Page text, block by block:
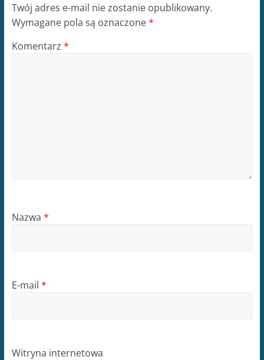
Twój adres e-mail nie zostanie opublikowany.
Wymagane pola są oznaczone*
Komentarz *
Nazwa *
E-mail *
Witryna internetowa